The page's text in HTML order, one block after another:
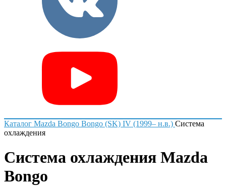
Каталог Mazda Bongo Bongo (SK) IV (1999– н.в.) Система
охлаждения
Система охлаждения Mazda
Bongo